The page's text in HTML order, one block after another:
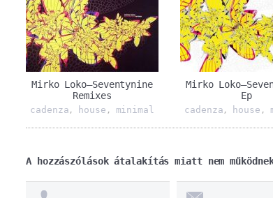
Mirko Loko–Seventynine
Remixes
cadenza , house , minimal
Mirko
Ep
cadenza , house ,
A hozzászólások átalakítás miatt nem